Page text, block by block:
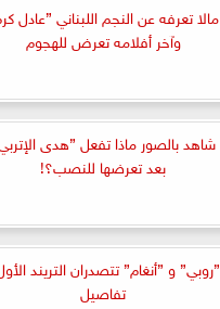
مالا تعرفه عن النجم اللبناني ”عادل
وآخر أفلامه تعرض للهجوم
شاهد بالصور ماذا تفعل ”هدى
بعد تعرضها للنصب؟!
”روبي” و ”أنغام” تتصدران التريند
تفاصيل